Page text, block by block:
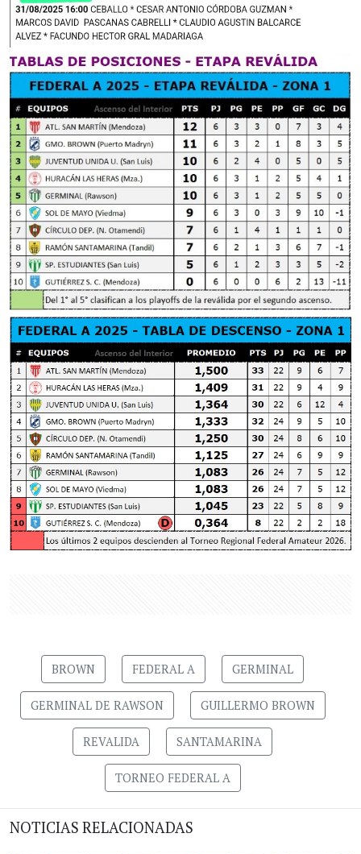
BROWN FEDERAL A GERMINAL
GERMINAL DE RAWSON GUILLERMO BROWN
REVALIDA SANTAMARINA
TORNEO FEDERAL A
NOTICIAS RELACIONADAS